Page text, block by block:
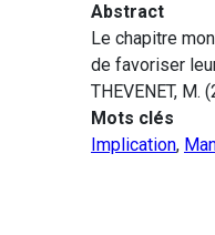
Abstract
Le chapitre
de favoriser
THEVENET,
Mots clés
Implication,